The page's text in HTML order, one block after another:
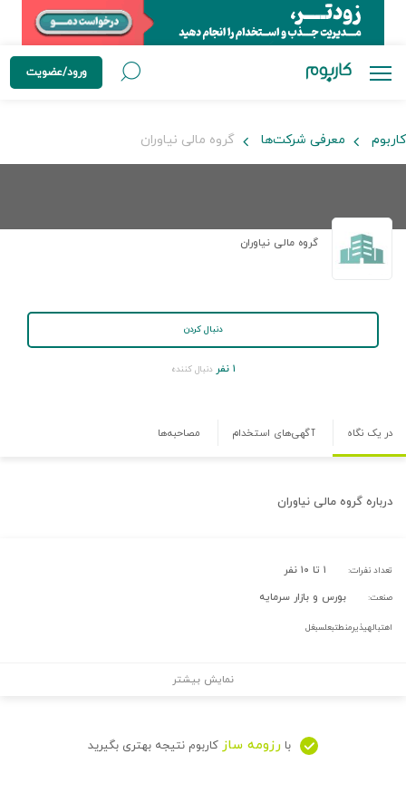
ورود/عضویت
کاربوم معرفی شرکت‌ها گروه مالی نیاوران
گروه مالی نیاوران
دنبال کردن
۱ نفر دنبال کننده
در یک نگاه آگهی‌های استخدام مصاحبه‌ها
درباره گروه مالی نیاوران
تعداد نفرات: ۱ تا ۱۰ نفر
صنعت: بورس و بازار سرمایه
اهتبالهیذیرمنطتبعلسبغل
نمایش بیشتر
با رزومه ساز کاربوم نتیجه بهتری بگیرید